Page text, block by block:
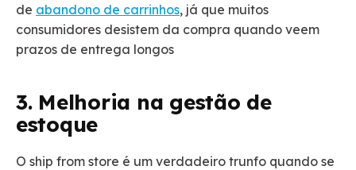
de abandono de carrinhos, já que muitos
consumidores desistem da compra quando veem
prazos de entrega longos​
3. Melhoria na gestão de
estoque
O ship from store é um verdadeiro trunfo quando se